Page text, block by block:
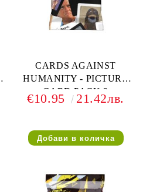
CARDS AGAINST
HUMANITY - PICTURE
CARD PACK 2
€10.95 21.42лв.